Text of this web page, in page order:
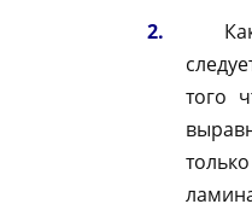
Как
того